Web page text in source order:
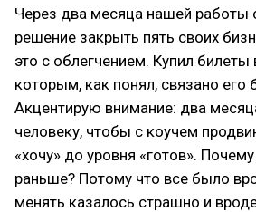
Через два месяца нашей работы
решение закрыть пять своих
это с облегчением. Купил билеты
которым, как понял, связано его
Акцентирую внимание: два
человеку, чтобы с коучем
«хочу» до уровня «готов».
раньше? Потому что все было
менять казалось страшно и